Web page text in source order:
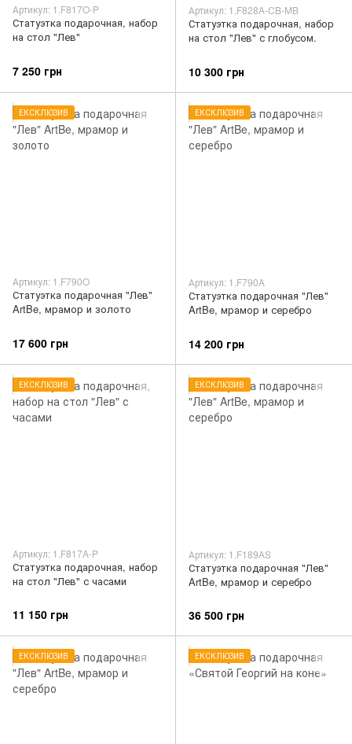
Артикул: 1.F817O-P
Статуэтка подарочная, набор
на стол "Лев"
7 250 грн
Артикул: 1.F828A-CB-MB
Статуэтка подарочная, набор
на стол "Лев" с глобусом.
10 300 грн
ЕКСКЛЮЗИВ
Артикул: 1.F790O
Статуэтка подарочная "Лев"
ArtBe, мрамор и золото
17 600 грн
ЕКСКЛЮЗИВ
Артикул: 1.F790A
Статуэтка подарочная "Лев"
ArtBe, мрамор и серебро
14 200 грн
ЕКСКЛЮЗИВ
Артикул: 1.F817A-P
Статуэтка подарочная, набор
на стол "Лев" с часами
11 150 грн
ЕКСКЛЮЗИВ
Артикул: 1.F189AS
Статуэтка подарочная "Лев"
ArtBe, мрамор и серебро
36 500 грн
ЕКСКЛЮЗИВ ЕКСКЛЮЗИВ